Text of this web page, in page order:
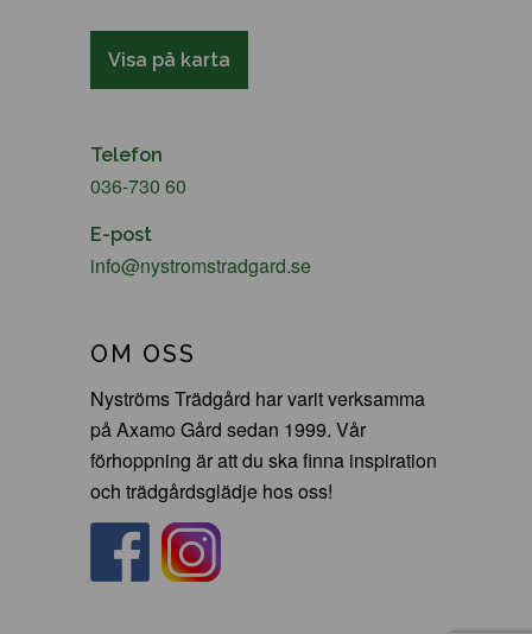
Visa på karta
Telefon
036-730 60
E-post
info@nystromstradgard.se
OM OSS
Nyströms Trädgård har varit verksamma
på Axamo Gård sedan 1999. Vår
förhoppning är att du ska finna inspiration
och trädgårdsglädje hos oss!